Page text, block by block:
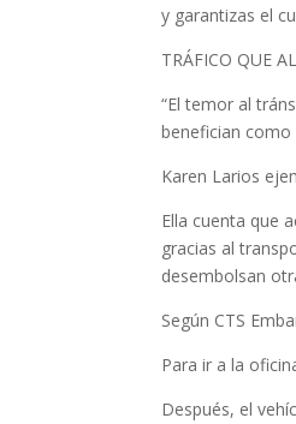
y garantizas el
TRÁFICO QUE
“El temor al
benefician como
Karen Larios
Ella cuenta que
gracias al
desembolsan
Según CTS
Para ir a la
Después, el